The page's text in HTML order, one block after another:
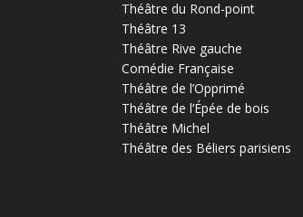
Théâtre du Rond-point
Théâtre 13
Théâtre Rive gauche
Comédie Française
Théâtre de l’Opprimé
Théâtre de l’Épée de bois
Théâtre Michel
Théâtre des Béliers parisiens